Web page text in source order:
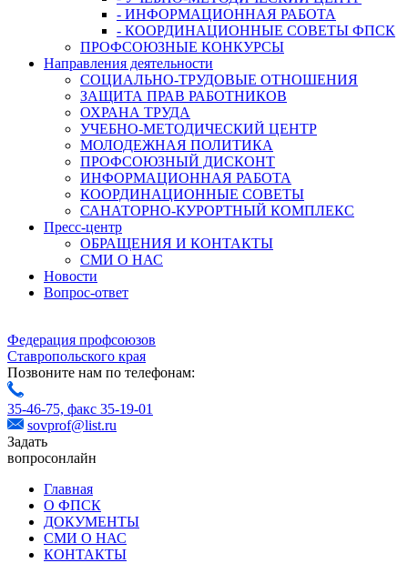
- ИНФОРМАЦИОННАЯ РАБОТА
- КООРДИНАЦИОННЫЕ СОВЕТЫ ФПСК
ПРОФСОЮЗНЫЕ КОНКУРСЫ
Направления деятельности
СОЦИАЛЬНО-ТРУДОВЫЕ ОТНОШЕНИЯ
ЗАЩИТА ПРАВ РАБОТНИКОВ
ОХРАНА ТРУДА
УЧЕБНО-МЕТОДИЧЕСКИЙ ЦЕНТР
МОЛОДЕЖНАЯ ПОЛИТИКА
ПРОФСОЮЗНЫЙ ДИСКОНТ
ИНФОРМАЦИОННАЯ РАБОТА
КООРДИНАЦИОННЫЕ СОВЕТЫ
САНАТОРНО-КУРОРТНЫЙ КОМПЛЕКС
Пресс-центр
ОБРАЩЕНИЯ И КОНТАКТЫ
СМИ О НАС
Новости
Вопрос-ответ
Федерация профсоюзов
Ставропольского края
Позвоните нам по телефонам:
35-46-75, факс 35-19-01
sovprof@list.ru
Задать
вопросонлайн
Главная
О ФПСК
ДОКУМЕНТЫ
СМИ О НАС
КОНТАКТЫ